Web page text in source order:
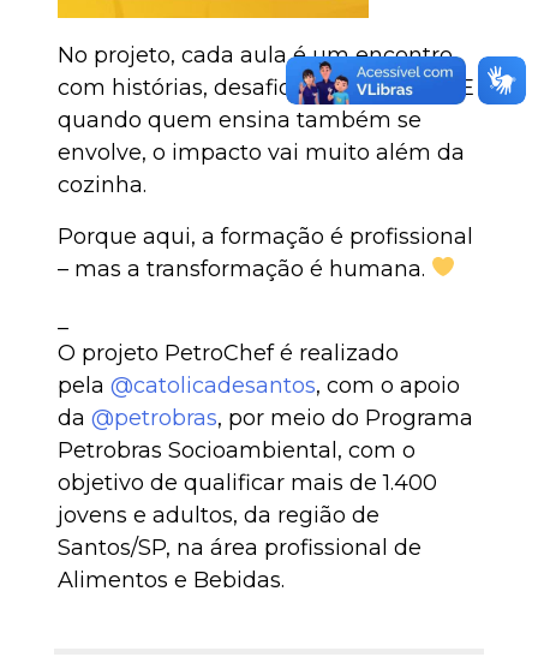
No projeto, cada aula é um encontro
com histórias, desafios e superações. E
quando quem ensina também se
envolve, o impacto vai muito além da
cozinha.
Porque aqui, a formação é profissional
– mas a transformação é humana.
O projeto PetroChef é realizado
pela @catolicadesantos, com o apoio
da @petrobras, por meio do Programa
Petrobras Socioambiental, com o
objetivo de qualificar mais de 1.400
jovens e adultos, da região de
Santos/SP, na área profissional de
Alimentos e Bebidas.